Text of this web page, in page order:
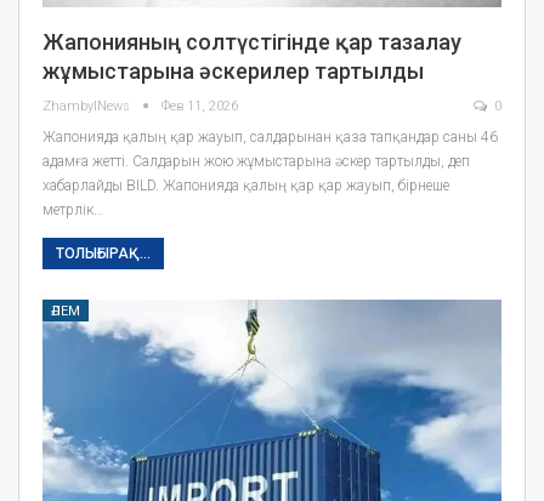
Жапонияның солтүстігінде қар тазалау
жұмыстарына әскерилер тартылды
ZhambylNews Фев 11, 2026 0
Жапонияда қалың қар жауып, салдарынан қаза тапқандар саны 46
адамға жетті. Салдарын жою жұмыстарына әскер тартылды, деп
хабарлайды BILD. Жапонияда қалың қар қар жауып, бірнеше
метрлік…
ТОЛЫҒЫРАҚ...
ӘЛЕМ